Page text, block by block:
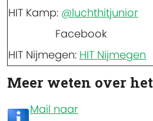
HIT Kamp: @luchthitjunior
Facebook
HIT Nijmegen: HIT Nijmegen
Meer weten over
Mail naar